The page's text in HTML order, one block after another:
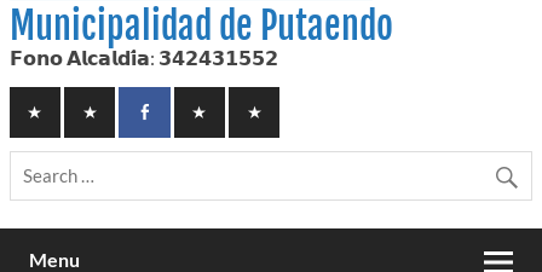
Municipalidad de Putaendo
𝗙𝗼𝗻𝗼 𝗔𝗹𝗰𝗮𝗹𝗱𝗶́𝗮: 𝟯𝟰𝟮𝟰𝟯𝟭𝟱𝟱𝟮
Menu